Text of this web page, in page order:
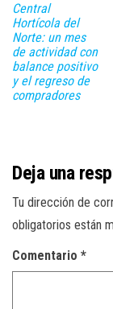
Central
Hortícola del
Norte: un mes
de actividad con
balance positivo
y el regreso de
compradores
Deja una
Tu dirección de
obligatorios están
Comentario *